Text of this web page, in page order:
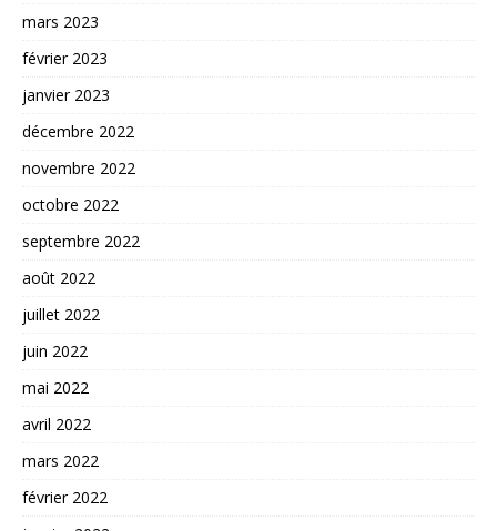
mars 2023
février 2023
janvier 2023
décembre 2022
novembre 2022
octobre 2022
septembre 2022
août 2022
juillet 2022
juin 2022
mai 2022
avril 2022
mars 2022
février 2022